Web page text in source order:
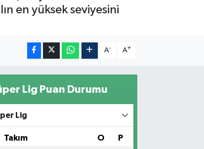
en yüksek seviyesini
A- A+
Lig Puan Durumu
Lig
Takım O P